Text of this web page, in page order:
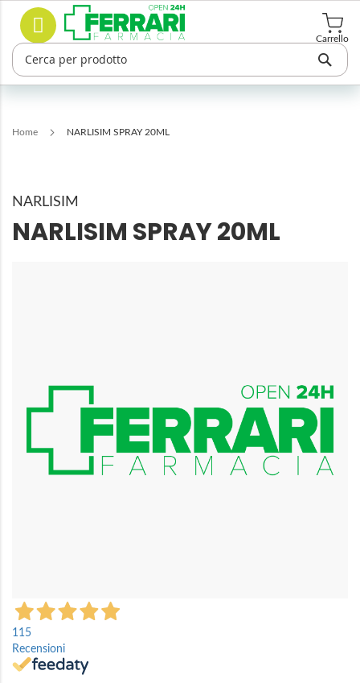
Salta
contenuto
Carrello
Cerca
Home NARLISIM SPRAY 20ML
NARLISIM
NARLISIM SPRAY 20ML
Vai
all'inizio
della
galleria
di
115
Recensioni